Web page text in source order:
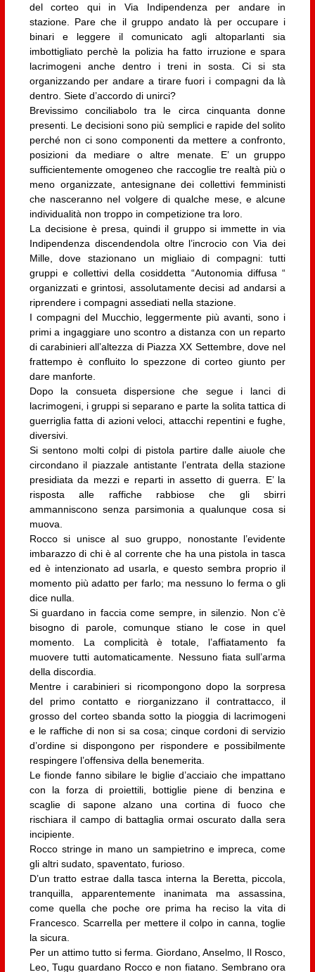
del corteo qui in Via Indipendenza per andare in
stazione. Pare che il gruppo andato là per occupare i
binari e leggere il comunicato agli altoparlanti sia
imbottigliato perchè la polizia ha fatto irruzione e spara
lacrimogeni anche dentro i treni in sosta. Ci si sta
organizzando per andare a tirare fuori i compagni da là
dentro. Siete d’accordo di unirci?
Brevissimo conciliabolo tra le circa cinquanta donne
presenti. Le decisioni sono più semplici e rapide del solito
perché non ci sono componenti da mettere a confronto,
posizioni da mediare o altre menate. E’ un gruppo
sufficientemente omogeneo che raccoglie tre realtà più o
meno organizzate, antesignane dei collettivi femministi
che nasceranno nel volgere di qualche mese, e alcune
individualità non troppo in competizione tra loro.
La decisione è presa, quindi il gruppo si immette in via
Indipendenza discendendola oltre l’incrocio con Via dei
Mille, dove stazionano un migliaio di compagni: tutti
gruppi e collettivi della cosiddetta “Autonomia diffusa “
organizzati e grintosi, assolutamente decisi ad andarsi a
riprendere i compagni assediati nella stazione.
I compagni del Mucchio, leggermente più avanti, sono i
primi a ingaggiare uno scontro a distanza con un reparto
di carabinieri all’altezza di Piazza XX Settembre, dove nel
frattempo è confluito lo spezzone di corteo giunto per
dare manforte.
Dopo la consueta dispersione che segue i lanci di
lacrimogeni, i gruppi si separano e parte la solita tattica di
guerriglia fatta di azioni veloci, attacchi repentini e fughe,
diversivi.
Si sentono molti colpi di pistola partire dalle aiuole che
circondano il piazzale antistante l’entrata della stazione
presidiata da mezzi e reparti in assetto di guerra. E’ la
risposta alle raffiche rabbiose che gli sbirri
ammanniscono senza parsimonia a qualunque cosa si
muova.
Rocco si unisce al suo gruppo, nonostante l’evidente
imbarazzo di chi è al corrente che ha una pistola in tasca
ed è intenzionato ad usarla, e questo sembra proprio il
momento più adatto per farlo; ma nessuno lo ferma o gli
dice nulla.
Si guardano in faccia come sempre, in silenzio. Non c’è
bisogno di parole, comunque stiano le cose in quel
momento. La complicità è totale, l’affiatamento fa
muovere tutti automaticamente. Nessuno fiata sull’arma
della discordia.
Mentre i carabinieri si ricompongono dopo la sorpresa
del primo contatto e riorganizzano il contrattacco, il
grosso del corteo sbanda sotto la pioggia di lacrimogeni
e le raffiche di non si sa cosa; cinque cordoni di servizio
d’ordine si dispongono per rispondere e possibilmente
respingere l’offensiva della benemerita.
Le fionde fanno sibilare le biglie d’acciaio che impattano
con la forza di proiettili, bottiglie piene di benzina e
scaglie di sapone alzano una cortina di fuoco che
rischiara il campo di battaglia ormai oscurato dalla sera
incipiente.
Rocco stringe in mano un sampietrino e impreca, come
gli altri sudato, spaventato, furioso.
D’un tratto estrae dalla tasca interna la Beretta, piccola,
tranquilla, apparentemente inanimata ma assassina,
come quella che poche ore prima ha reciso la vita di
Francesco. Scarrella per mettere il colpo in canna, toglie
la sicura.
Per un attimo tutto si ferma. Giordano, Anselmo, Il Rosco,
Leo, Tugu guardano Rocco e non fiatano. Sembrano ora